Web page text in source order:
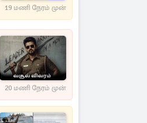
19 மணி நேரம் முன்
20 மணி நேரம் முன்